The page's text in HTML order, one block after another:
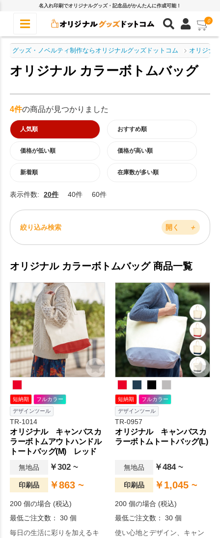
名入れ印刷でオリジナルグッズ・記念品がかんたんに作成可能！
0
グッズ・ノベルティ制作ならオリジナルグッズドットコム オリジナ
オリジナル カラーボトムバッグ
4件の商品が見つかりました
人気順 おすすめ順
価格が低い順 価格が高い順
新着順 在庫数が多い順
表示件数: 20件 40件 60件
絞り込み検索 開く ＋
オリジナル カラーボトムバッグ 商品一覧
短納期
フルカラー
デザインツール
TR-1014
オリジナル キャンバスカ
ラーボトムアウトハンドル
トートバッグ(M) レッド
無地品 ￥302 ~
印刷品 ￥863 ~
200 個の場合 (税込)
最低ご注文数： 30 個
毎日の生活に彩りを加えるキ
短納期
フルカラー
デザインツール
TR-0957
オリジナル キャンバスカ
ラーボトムトートバッグ(L)
無地品 ￥484 ~
印刷品 ￥1,045 ~
200 個の場合 (税込)
最低ご注文数： 30 個
使い心地とデザイン、キャン